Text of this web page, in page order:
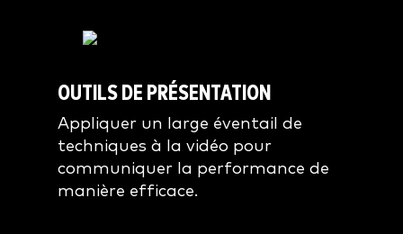
OUTILS DE PRÉSENTATION
Appliquer un large éventail de
techniques à la vidéo pour
communiquer la performance de
manière efficace.